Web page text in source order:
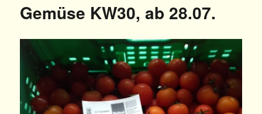
Gemüse KW30, ab 28.07.